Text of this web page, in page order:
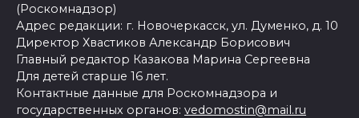
(Роскомнадзор)
Адрес редакции: г. Новочеркасск, ул. Думенко, д. 10
Директор Хвастиков Александр Борисович
Главный редактор Казакова Марина Сергеевна
Для детей старше 16 лет.
Контактные данные для Роскомнадзора и
государственных органов: vedomostin@mail.ru